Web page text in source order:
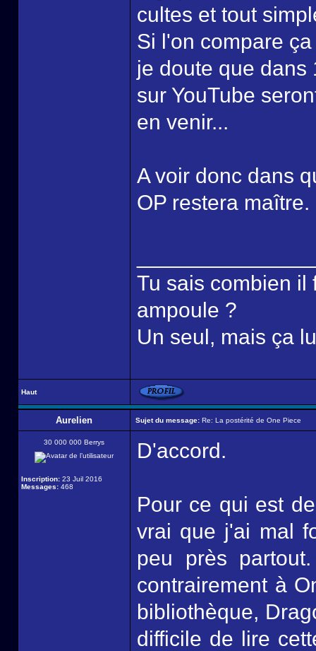
cultes et tout
Si l'on compare
je doute que dans
sur YouTube
en venir...
A voir donc dans
OP restera maître.
Tu sais combien il
ampoule ?
Un seul, mais ça
Haut
Aurelien Sujet du message: Re: La postérité de One Piece
30 000 000 Berrys
Inscription: 23 Juil 2016
Messages: 468
D'accord.
Pour ce qui est
vrai que j'ai mal
peu près
contrairement à
bibliothèque,
difficile de lire